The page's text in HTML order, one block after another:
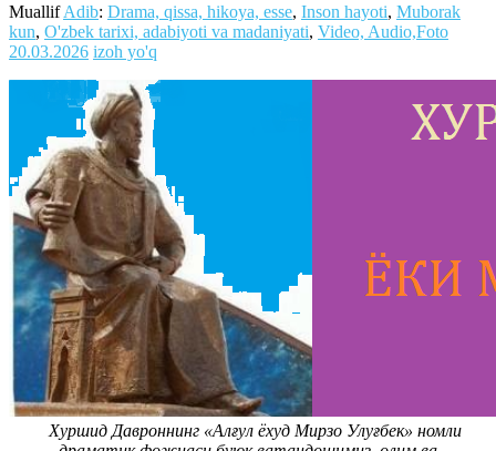
MuallifAdib: Drama, qissa, hikoya, esse, Inson hayoti, Muborak
kun, O'zbek tarixi, adabiyoti va madaniyati, Video, Audio,Foto
20.03.2026 izoh yo'q
Хуршид Давроннинг «Алғул ёхуд Мирзо Улуғбек» номли